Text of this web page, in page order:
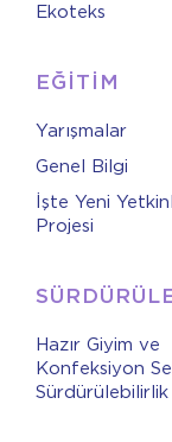
Ekoteks
EĞİTİM
Yarışmalar
Genel Bilgi
İşte Yeni
Projesi
Hazır Giyim ve
Konfeksiyon
Sürdürülebilirlik